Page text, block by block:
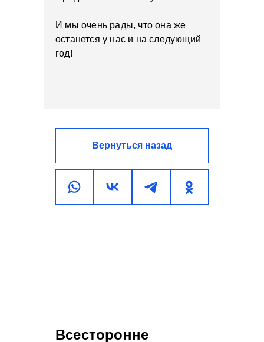
Вернуться назад
И мы очень рады, что она же
останется у нас и на следующий
год!
Всесторонне